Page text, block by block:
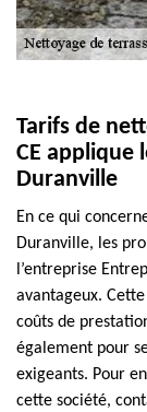
Tarifs de
CE applique
Duranville
En ce qui
Duranville, les
l’entreprise
avantageux.
coûts de
également pour
exigeants. Pour
cette société,